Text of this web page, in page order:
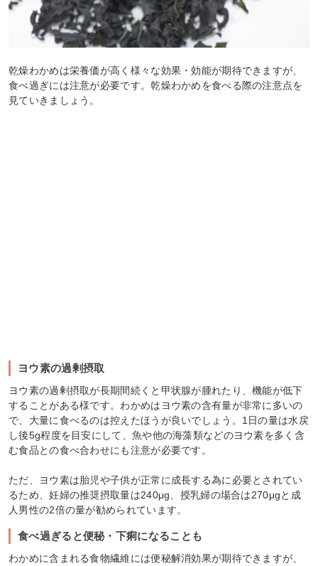
乾燥わかめは栄養価が高く様々な効果・効能が期待できますが、
食べ過ぎには注意が必要です。乾燥わかめを食べる際の注意点を
見ていきましょう。
ヨウ素の過剰摂取
ヨウ素の過剰摂取が長期間続くと甲状腺が腫れたり、機能が低下
することがある様です。わかめはヨウ素の含有量が非常に多いの
で、大量に食べるのは控えたほうが良いでしょう。1日の量は水戻
し後5g程度を目安にして、魚や他の海藻類などのヨウ素を多く含
む食品との食べ合わせにも注意が必要です。
ただ、ヨウ素は胎児や子供が正常に成長する為に必要とされてい
るため、妊婦の推奨摂取量は240μg、授乳婦の場合は270μgと成
人男性の2倍の量が勧められています。
食べ過ぎると便秘・下痢になることも
わかめに含まれる食物繊維には便秘解消効果が期待できますが、